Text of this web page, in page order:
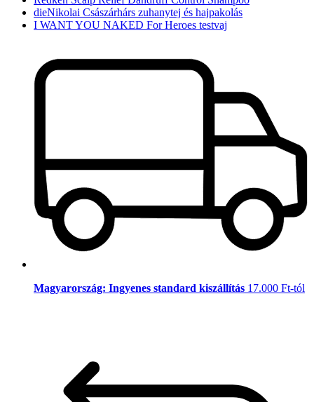
dieNikolai Császárhárs zuhanytej és hajpakolás
I WANT YOU NAKED For Heroes testvaj
Magyarország: Ingyenes standard kiszállítás 17.000 Ft-tól